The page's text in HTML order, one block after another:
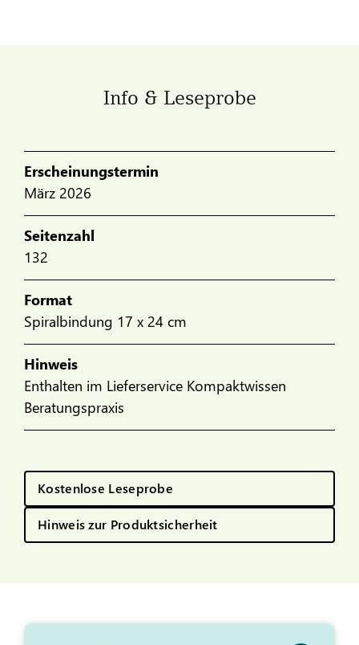
Info & Leseprobe
Erscheinungstermin
März 2026
Seitenzahl
132
Format
Spiralbindung 17 x 24 cm
Hinweis
Enthalten im Lieferservice Kompaktwissen
Beratungspraxis
Kostenlose Leseprobe
Hinweis zur Produktsicherheit